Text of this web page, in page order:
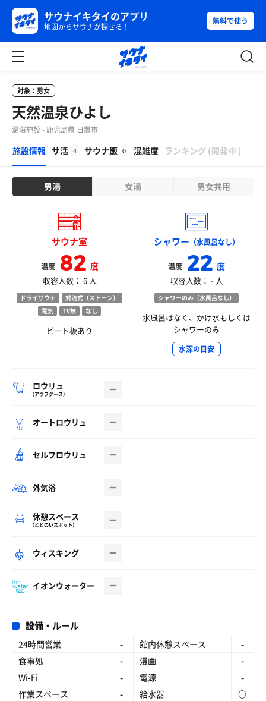
サウナイキタイのアプリ
地図からサウナが探せる！
無料で使う
対象：男女
天然温泉ひよし
温浴施設 - 鹿児島県 日置市
施設情報 サ活 4 サウナ飯 0 混雑度 ランキング (開発中 )
男湯 女湯 男女共用
サウナ室
温度82度
収容人数： 6 人
ドライサウナ
対流式（ストーン）
電気
TV無 なし
ビート板あり
シャワー （水風呂なし）
温度 22度
収容人数： - 人
シャワーのみ（水風呂なし）
水風呂はなく、かけ水もしくは
シャワーのみ
水深の目安
ロウリュ
（アウフグース）
オートロウリュ
セルフロウリュ
外気浴
休憩スペース
（ととのいスポット）
ウィスキング
イオンウォーター
設備・ルール
24時間営業 - 館内休憩スペース
-
食事処
- 漫画
-
Wi-Fi
- 電源
-
作業スペース
- 給水器
○